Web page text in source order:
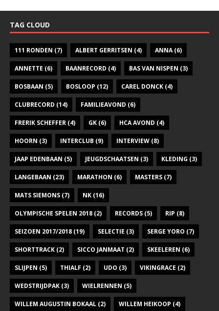
TAG CLOUD
111 RONDEN (7) ALBERT GERRITSEN (4) ANNA(6)
ANNETTE (6) BAANRECORD (4) BAS VAN NISPEN (3)
BOSBAAN (5) BOSLOOP (12) CAREL DONCK (4)
CLUBRECORD (14) FAMILIEAVOND (6)
FRERIK SCHEFFER (4) GK (6) HCA AVOND (4)
HOORN (3) INTERCLUB (9) INTERVIEW (8)
JAAP EDENBAAN (5) JEUGDSCHAATSEN (3) KLEDING (3)
LANGEBAAN (23) MARATHON (6) MASTERS (7)
MATS SIEMONS (7) NK (16)
OLYMPISCHE SPELEN 2018 (2) RECORDS (5) RIP (8)
SEIZOEN 2017/2018 (19) SELECTIE (3) SERGE YORO (7)
SHORTTRACK (2) SICCO JANMAAT (2) SKEELEREN (6)
SLIJPEN (5) THIALF (2) UDO (3) VIKINGRACE (2)
WEDSTRIJDPAK (3) WIELRENNEN (5)
WILLEM AUGUSTIN BOKAAL (2) WILLEM HEIKOOP (4)